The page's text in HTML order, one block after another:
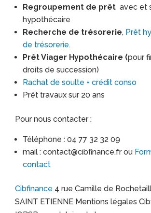
Regroupement de prêtavec et
hypothécaire
Recherche de trésorerie, Prêt
de trésorerie.
Prêt Viager Hypothécaire (pour
droits de succession)
Rachat de soulte + crédit conso
Prêt travaux sur 20 ans
Pour nous contacter ;
Téléphone : 04 77 32 32 09
mail : contact@cibfinance.fr ou
contact
Cibfinance 4 rue Camille de
SAINT ETIENNE Mentions légales